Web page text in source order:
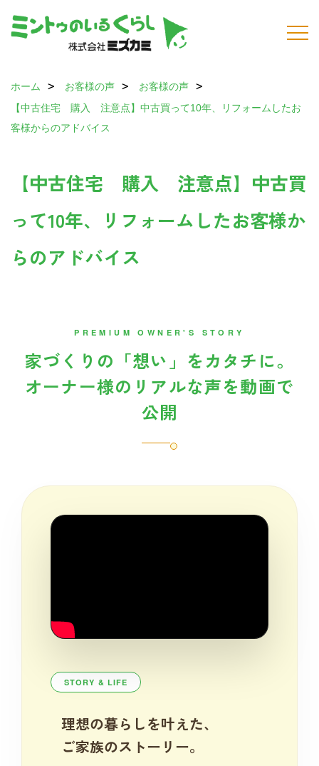
ホーム お客様の声
お客様の声
【中古住宅 購入 注意点】中古買って10年、リフォームしたお
客様からのアドバイス
【中古住宅 購入 注意点】中古買
って10年、リフォームしたお客様か
らのアドバイス
PREMIUM OWNER'S STORY
家づくりの「想い」をカタチに。
オーナー様のリアルな声を動画で
公開
STORY & LIFE
理想の暮らしを叶えた、
ご家族のストーリー。